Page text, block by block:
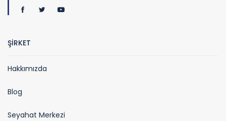
ŞİRKET
Hakkımızda
Blog
Seyahat Merkezi